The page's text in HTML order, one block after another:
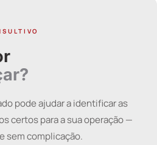
pode ajudar a identificar as
certos para a sua operação —
sem complicação.